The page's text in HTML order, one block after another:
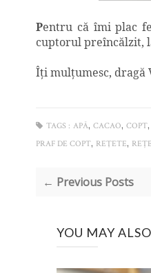
Pentru că îmi plac
cuptorul preîncălzit,
Îţi mulţumesc, dragă
TAGS : APĂ, CACAO, COPT,
PRAF DE COPT, REŢETE,
← Previous Posts
YOU MAY